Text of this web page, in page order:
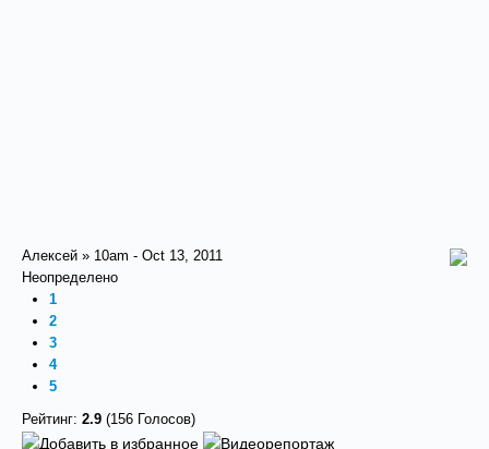
Алексей » 10am - Oct 13, 2011
Неопределено
1
2
3
4
5
Рейтинг: 2.9 (156 Голосов)